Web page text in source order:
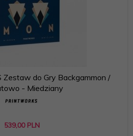
Zestaw do Gry Backgammon /
- Miedziany
539,00 PLN